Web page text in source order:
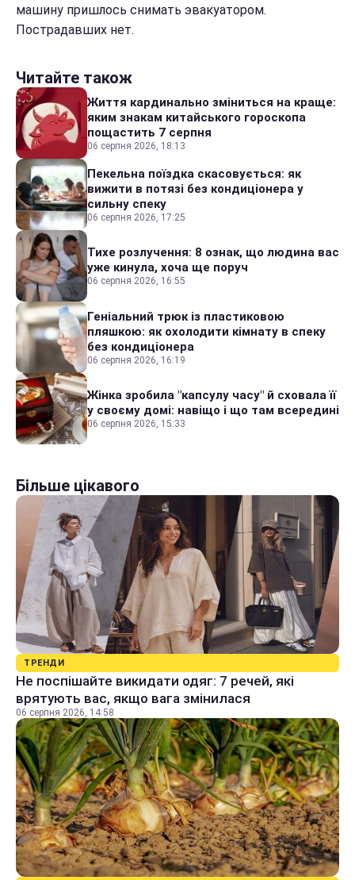
машину пришлось снимать эвакуатором.
Пострадавших нет.
Читайте також
Життя кардинально зміниться на краще:
яким знакам китайського гороскопа
пощастить 7 серпня
06 серпня 2026, 18:13
Пекельна поїздка скасовується: як
вижити в потязі без кондиціонера у
сильну спеку
06 серпня 2026, 17:25
Тихе розлучення: 8 ознак, що людина вас
уже кинула, хоча ще поруч
06 серпня 2026, 16:55
Геніальний трюк із пластиковою
пляшкою: як охолодити кімнату в спеку
без кондиціонера
06 серпня 2026, 16:19
Жінка зробила "капсулу часу" й сховала її
у своєму домі: навіщо і що там всередині
06 серпня 2026, 15:33
Більше цікавого
ТРЕНДИ
Не поспішайте викидати одяг: 7 речей, які
врятують вас, якщо вага змінилася
06 серпня 2026, 14:58